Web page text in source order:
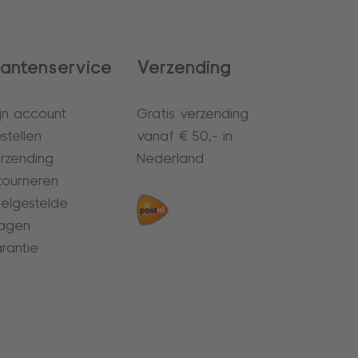
account
Verzending
Gratis verzending
vanaf € 50,- in
Nederland